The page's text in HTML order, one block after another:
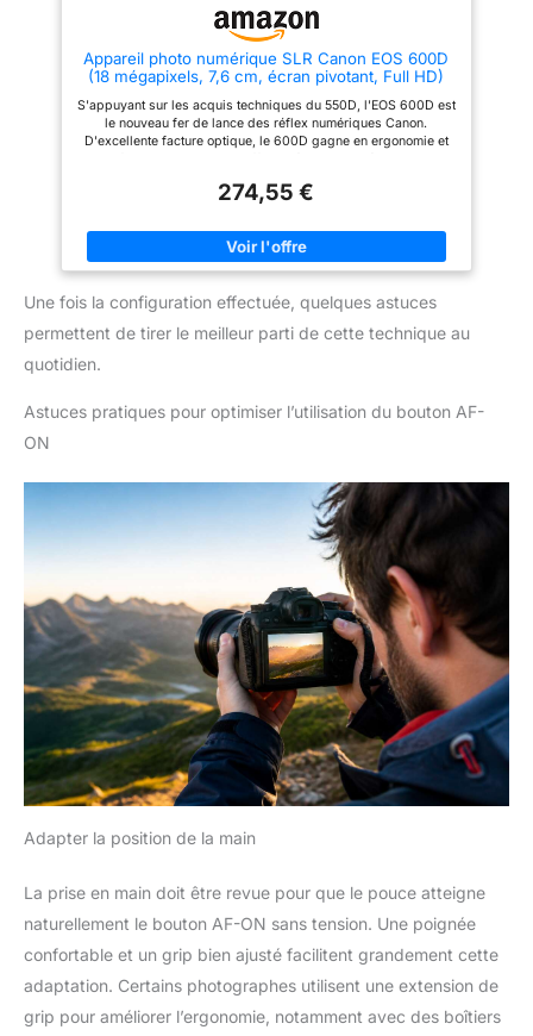
noir EOS 2000D ; EF-S 18-55
couvercle de boîtier d'appareil
photo R-F-3 ; sangle EW-400D ;
batterie LC-E10E ; cble
d'alimentation pour chargeur de
batterie ; cache objectif ;
(français non garanti). Première
étape L'objectif ne contient pas
Appareil photo numérique SLR Canon EOS 600D
(18 mégapixels, 7,6 cm, écran pivotant, Full HD)
S'appuyant sur les acquis techniques du 550D, l'EOS 600D est
le nouveau fer de lance des réflex numériques Canon.
D'excellente facture optique, le 600D gagne en ergonomie et
note, le 600D reprend à son compte les principaux atouts de
puissante combinaison qui mérite toute notre attention !Lan...
274,55 €
Une fois la configuration effectuée, quelques astuces
permettent de tirer le meilleur parti de cette technique au
quotidien.
Astuces pratiques pour optimiser l’utilisation du bouton AF-
ON
Adapter la position de la main
La prise en main doit être revue pour que le pouce atteigne
naturellement le bouton AF-ON sans tension. Une poignée
confortable et un grip bien ajusté facilitent grandement cette
adaptation. Certains photographes utilisent une extension de
grip pour améliorer l’ergonomie, notamment avec des boîtiers